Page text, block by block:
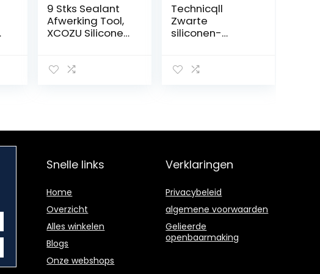
9 Stks Sealant
Afwerking Tool,
XCOZU Siliconen
Tool Kit Siliconen
Sealant Grout
Keuken
Technicqll
Zwarte
siliconen-
temperaturen
Snelle links
Home
Overzicht
Alles winkelen
Blogs
Onze webshops
Verklaringen
Privacybeleid
algemene voorwaarden
Gelieerde
openbaarmaking